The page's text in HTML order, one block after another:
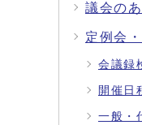
議会の
定例会
会議録
開催日
一般・